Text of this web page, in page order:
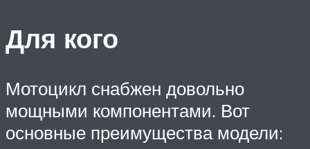
Для кого
Мотоцикл снабжен довольно
мощными компонентами. Вот
основные преимущества модели: